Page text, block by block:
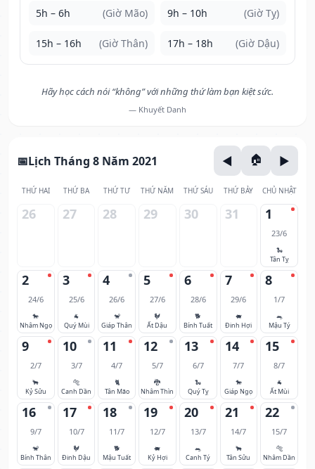
5h – 6h (Giờ Mão) 9h – 10h (Giờ Tỵ)
15h – 16h (Giờ Thân) 17h – 18h (Giờ Dậu)
Hãy học cách nói “không” với những thứ làm bạn kiệt sức.
— Khuyết Danh
Lịch Tháng 8 Năm 2021
THỨ HAI THỨ BA THỨ TƯ THỨ NĂM THỨ SÁU THỨ BẢY CHỦ NHẬT
26 27 28 29 30 31 1
23/6
🐍
Tân Tỵ
2
24/6
🐎
Nhâm Ngọ
3
25/6
🐐
Quý Mùi
4
26/6
🐒
Giáp Thân
5
27/6
🐓
Ất Dậu
6
28/6
🐕
Bính Tuất
7
29/6
🐖
Đinh Hợi
8
1/7
🐀
Mậu Tý
9
2/7
🐂
Kỷ Sửu
10
3/7
🐅
Canh Dần
11
4/7
🐈
Tân Mão
12
5/7
🐉
Nhâm Thìn
13
6/7
🐍
Quý Tỵ
14
7/7
🐎
Giáp Ngọ
15
8/7
🐐
Ất Mùi
16
9/7
🐒
Bính Thân
17
10/7
🐓
Đinh Dậu
18
11/7
🐕
Mậu Tuất
19
12/7
🐖
Kỷ Hợi
20
13/7
🐀
Canh Tý
21
14/7
🐂
Tân Sửu
22
15/7
🐅
Nhâm Dần